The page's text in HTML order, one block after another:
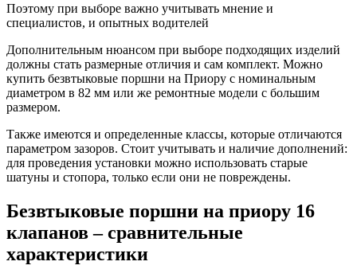
Поэтому при выборе важно учитывать мнение и
специалистов, и опытных водителей
Дополнительным нюансом при выборе подходящих изделий
должны стать размерные отличия и сам комплект. Можно
купить безвтыковые поршни на Приору с номинальным
диаметром в 82 мм или же ремонтные модели с большим
размером.
Также имеются и определенные классы, которые отличаются
параметром зазоров. Стоит учитывать и наличие дополнений:
для проведения установки можно использовать старые
шатуны и стопора, только если они не повреждены.
Безвтыковые поршни на приору 16
клапанов – сравнительные
характеристики